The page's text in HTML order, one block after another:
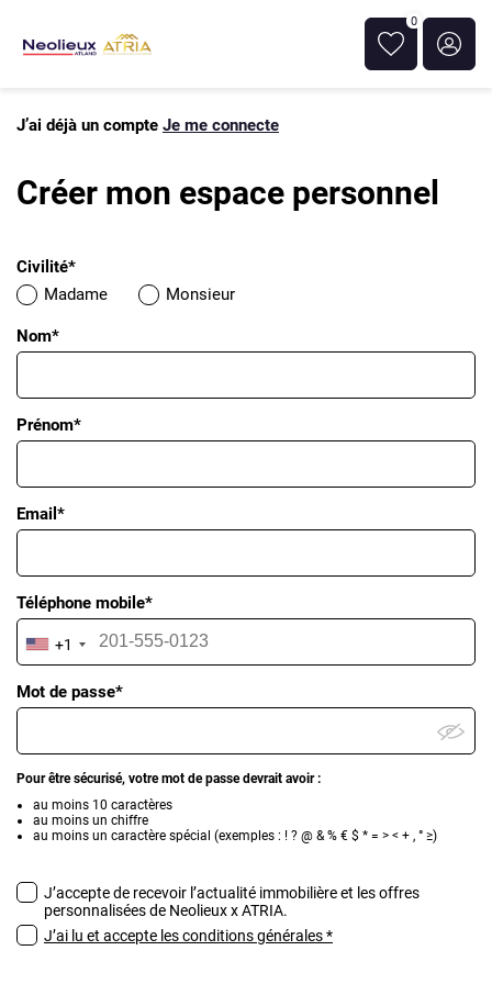
0
J’ai déjà un compte Je me connecte
Créer mon espace personnel
Civilité*
Madame
Monsieur
Nom*
Prénom*
Email*
Téléphone mobile*
+1
Mot de passe*
Pour être sécurisé, votre mot de passe devrait avoir :
au moins 10 caractères
au moins un chiffre
au moins un caractère spécial (exemples : ! ? @ & % € $ * = > < + , ° ≥)
J’accepte de recevoir l’actualité immobilière et les offres
personnalisées de Neolieux x ATRIA.
J’ai lu et accepte les conditions générales *